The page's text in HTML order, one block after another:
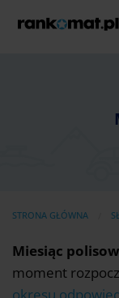
STRONA GŁÓWNA
Miesiąc
moment